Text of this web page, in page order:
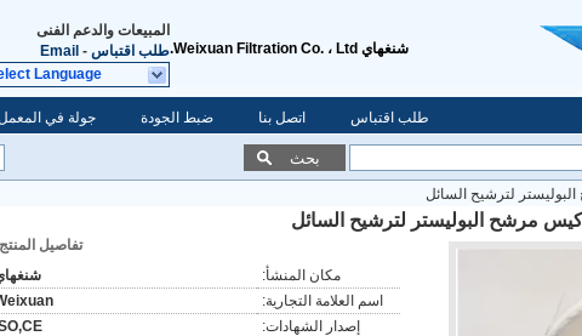
شنغهاي Weixuan Filtration Co. ، Ltd.
المبيعات والدعم الفنى
طلب اقتباس -
Email
Language
جولة في ضبط الجودة اتصل بنا طلب اقتباس
بحث
تفاصيل
مكان المنشأ:
اسم العلامة التجارية:
إصدار الشهادات: